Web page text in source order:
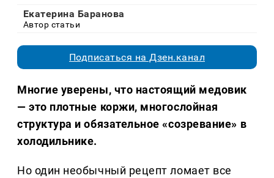
Екатерина Баранова
Автор статьи
Подписаться на Дзен.канал
Многие уверены, что настоящий медовик
— это плотные коржи, многослойная
структура и обязательное «созревание» в
холодильнике.
Но один необычный рецепт ломает все